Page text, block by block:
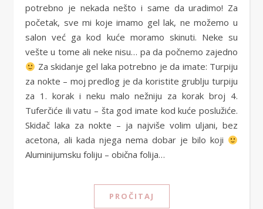
potrebno je nekada nešto i same da uradimo! Za
početak, sve mi koje imamo gel lak, ne možemo u
salon već ga kod kuće moramo skinuti. Neke su
vešte u tome ali neke nisu… pa da počnemo zajedno
Za skidanje gel laka potrebno je da imate: Turpiju
za nokte – moj predlog je da koristite grublju turpiju
za 1. korak i neku malo nežniju za korak broj 4.
Tuferčiće ili vatu – šta god imate kod kuće poslužiće.
Skidač laka za nokte – ja najviše volim uljani, bez
acetona, ali kada njega nema dobar je bilo koji
Aluminijumsku foliju – obična folija…
PROČITAJ